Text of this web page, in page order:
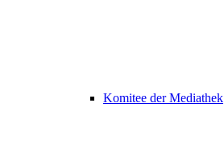
Komitee der Mediathek